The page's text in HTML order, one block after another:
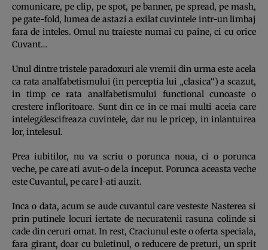
comunicare, pe clip, pe spot, pe banner, pe spread, pe mash,
pe gate-fold, lumea de astazi a exilat cuvintele intr-un limbaj
fara de inteles. Omul nu traieste numai cu paine, ci cu orice
Cuvant…
Unul dintre tristele paradoxuri ale vremii din urma este acela
ca rata analfabetismului (in perceptia lui „clasica“) a scazut,
in timp ce rata analfabetismului functional cunoaste o
crestere infloritoare. Sunt din ce in ce mai multi aceia care
inteleg/descifreaza cuvintele, dar nu le pricep, in inlantuirea
lor, intelesul.
Prea iubitilor, nu va scriu o porunca noua, ci o porunca
veche, pe care ati avut-o de la inceput. Porunca aceasta veche
este Cuvantul, pe care l-ati auzit.
Inca o data, acum se aude cuvantul care vesteste Nasterea si
prin putinele locuri iertate de necuratenii rasuna colinde si
cade din ceruri omat. In rest, Craciunul este o oferta speciala,
fara girant, doar cu buletinul, o reducere de preturi, un sprit